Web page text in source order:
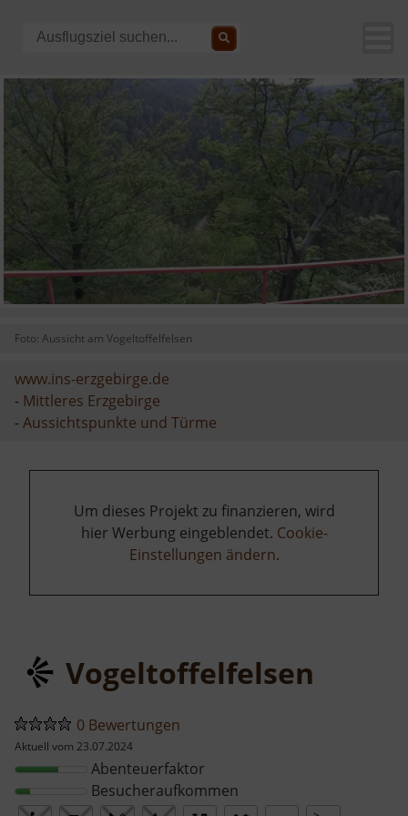
Foto: Aussicht am Vogeltoffelfelsen
www.ins-erzgebirge.de
- Mittleres Erzgebirge
-Aussichtspunkte und Türme
Um dieses Projekt zu finanzieren, wird
hier Werbung eingeblendet. Cookie-
Einstellungen ändern.
Vogeltoffelfelsen
0 Bewertungen
Aktuell vom 23.07.2024
Abenteuerfaktor
Besucheraufkommen